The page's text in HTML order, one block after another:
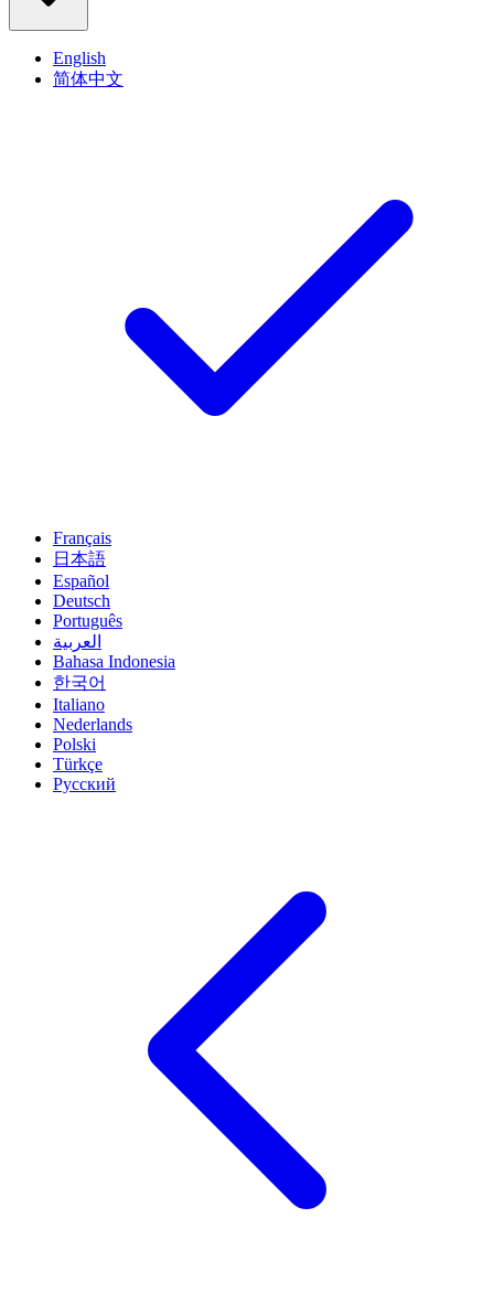
English
简体中文
Français
日本語
Español
Deutsch
Português
العربية
Bahasa Indonesia
한국어
Italiano
Nederlands
Polski
Türkçe
Русский